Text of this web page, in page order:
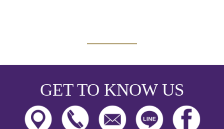
GET TO KNOW US